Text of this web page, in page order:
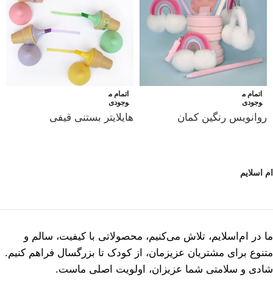
اتمام م
وجودی
روانویس رنگین کمان
اتمام م
وجودی
هایلایتر بستنی قیفی
ام اسلایم
ما در ام‌اسلایم، تلاش می‌کنیم، محصولاتی با کیفیت، سالم و
متنوع برای مشتریان عزیزمان، از کودک تا بزرگسال فراهم کنیم.
شادی و سلامتی شما عزیزان، اولویت اصلی ماست.